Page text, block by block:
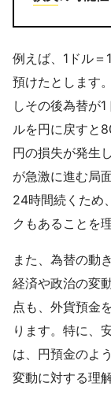
例えば、1ドル
預けたとします
しその後為替が
ルを円に戻すと
円の損失が発生
が急激に進む局
24時間続くため
クもあることを
また、為替の動
経済や政治の変
点も、外貨預金
ります。特に、
は、円預金のよ
変動に対する理